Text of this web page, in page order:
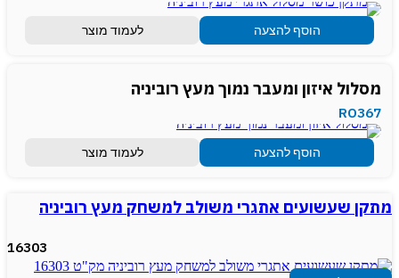
הוסף להצעה לעמוד מוצר
מסלול איזון ומעבר נמוך מעץ רוביניה
RO367
הוסף להצעה לעמוד מוצר
מתקן שעשועים אתגרי משולב למשחק מעץ רוביניה
16303